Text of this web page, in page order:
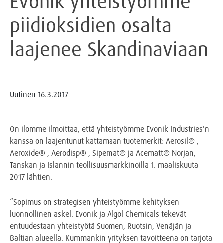
piidioksidien osalta
laajenee Skandinaviaan
Uutinen 16.3.2017
On ilomme ilmoittaa, että yhteistyömme Evonik Industries'n
kanssa on laajentunut kattamaan tuotemerkit: Aerosil® ,
Aeroxide® , Aerodisp® , Sipernat® ja Acematt® Norjan,
Tanskan ja Islannin teollisuusmarkkinoilla 1. maaliskuuta
2017 lähtien.
“Sopimus on strategisen yhteistyömme kehityksen
luonnollinen askel. Evonik ja Algol Chemicals tekevät
entuudestaan yhteistyötä Suomen, Ruotsin, Venäjän ja
Baltian alueella. Kummankin yrityksen tavoitteena on tarjota